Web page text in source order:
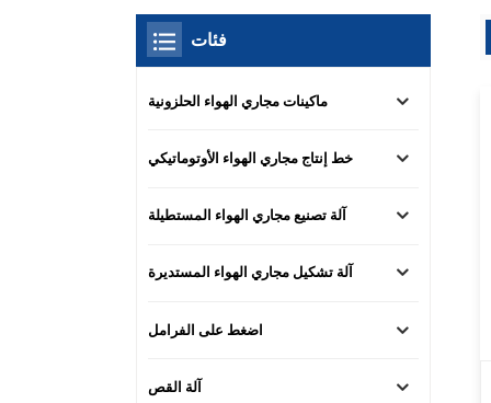
فئات
ماكينات مجاري الهواء الحلزونية
خط إنتاج مجاري الهواء الأوتوماتيكي
آلة تصنيع مجاري الهواء المستطيلة
آلة تشكيل مجاري الهواء المستديرة
اضغط على الفرامل
آلة القص